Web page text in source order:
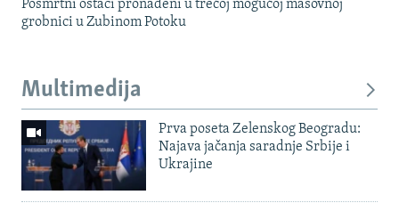
Posmrtni ostaci pronađeni u trećoj mogućoj masovnoj
grobnici u Zubinom Potoku
Multimedija
Prva poseta Zelenskog Beogradu:
Najava jačanja saradnje Srbije i
Ukrajine